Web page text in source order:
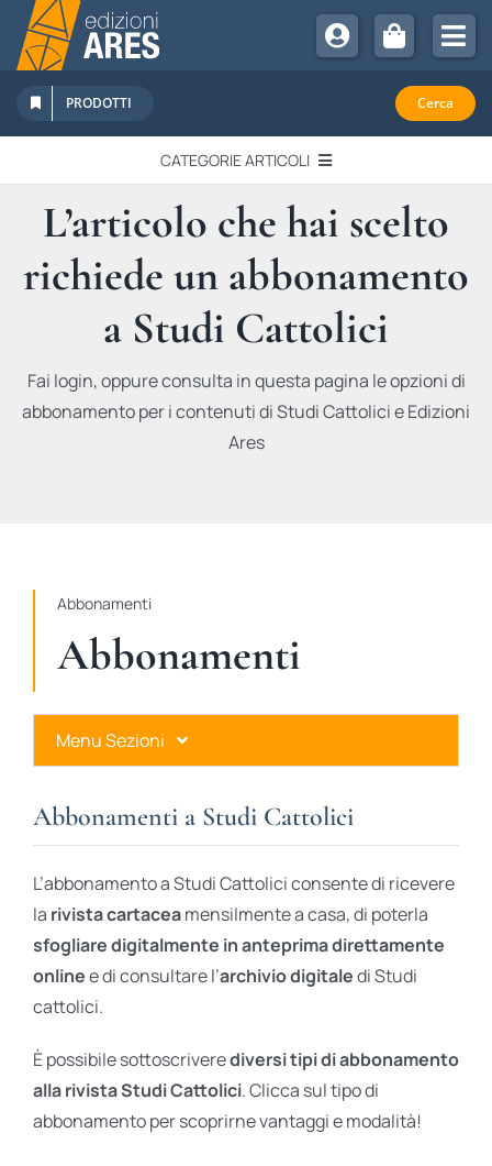
Salta
contenuto
Chi Siamo
Sostienici
Abbonamenti
Promozioni
Newsletter
PRODOTTI Cerca
CATEGORIE ARTICOLI
EDITORIALI
IN QUESTO NUMERO
RECENSIONI
L’articolo che hai scelto
richiede un abbonamento
a Studi Cattolici
Fai login, oppure consulta in questa pagina le opzioni di
abbonamento per i contenuti di Studi Cattolici e Edizioni
Ares
Abbonamenti
Abbonamenti
Menu Sezioni
Ares Gold
Ares Digital
Ares Gift Card
Abbonamenti a Studi Cattolici
L’abbonamento a Studi Cattolici consente di ricevere
la rivista cartaceamensilmente a casa, di poterla
sfogliare digitalmente in anteprima direttamente
onlinee di consultare l’archivio digitaledi Studi
cattolici.
È possibile sottoscriverediversi tipi di abbonamento
alla rivista Studi Cattolici. Clicca sul tipo di
abbonamento per scoprirne vantaggi e modalità!